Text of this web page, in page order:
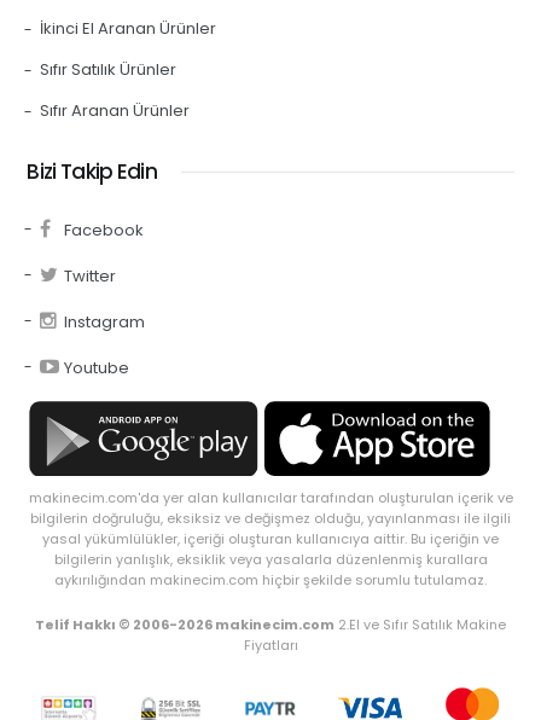
İkinci El Aranan Ürünler
Sıfır Satılık Ürünler
Sıfır Aranan Ürünler
Bizi Takip Edin
Facebook
Twitter
Instagram
Youtube
makinecim.com'da yer alan kullanıcılar tarafından oluşturulan içerik ve
bilgilerin doğruluğu, eksiksiz ve değişmez olduğu, yayınlanması ile ilgili
yasal yükümlülükler, içeriği oluşturan kullanıcıya aittir. Bu içeriğin ve
bilgilerin yanlışlık, eksiklik veya yasalarla düzenlenmiş kurallara
aykırılığından makinecim.com hiçbir şekilde sorumlu tutulamaz.
Telif Hakkı © 2006-2026 makinecim.com 2.El ve Sıfır Satılık Makine
Fiyatları